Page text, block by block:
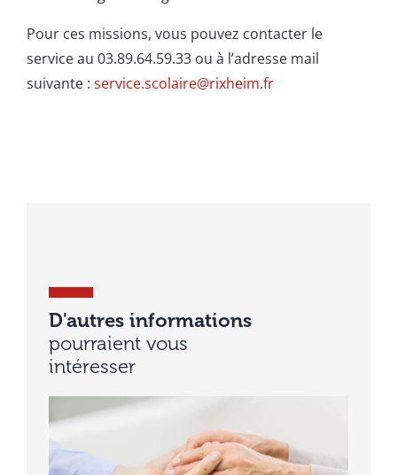
Pour ces missions, vous pouvez contacter le
service au 03.89.64.59.33 ou à l’adresse mail
suivante : service.scolaire@rixheim.fr
D'autres informations
pourraient vous
intéresser